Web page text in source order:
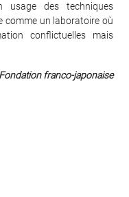
des techniques
comme un laboratoire où
conflictuelles mais
Fondation franco-japonaise